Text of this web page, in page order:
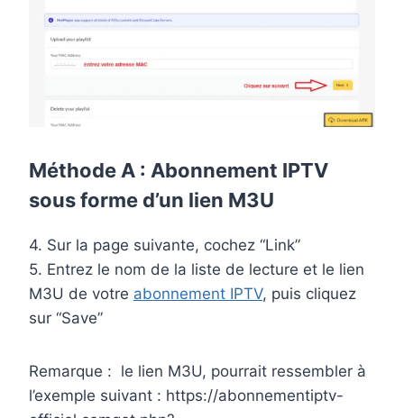
Méthode A : Abonnement IPTV
sous forme d’un lien M3U
4. Sur la page suivante, cochez “Link”
5. Entrez le nom de la liste de lecture et le lien
M3U de votre abonnement IPTV, puis cliquez
sur “Save”
Remarque : le lien M3U, pourrait ressembler à
l’exemple suivant : https://abonnementiptv-